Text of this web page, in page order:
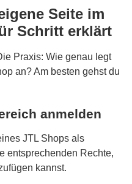
Seite im
Schritt erklärt
Praxis: Wie genau legt
an? Am besten gehst du
anmelden
JTL Shops als
entsprechenden Rechte,
kannst.